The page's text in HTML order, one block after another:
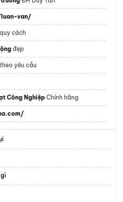
van/
cách
đẹp
theo yêu cầu
Công Nghiệp Chính hãng